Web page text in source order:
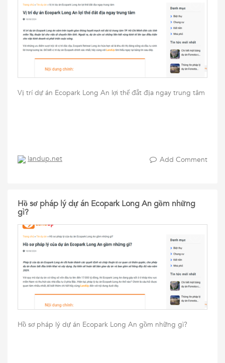
Vị trí dự án Ecopark Long An lợi thế đắt địa ngay trung tâm
landup.net Add Comment
Hồ sơ pháp lý dự án Ecopark Long An gồm những
gì?
Hồ sơ pháp lý dự án Ecopark Long An gồm những gì?